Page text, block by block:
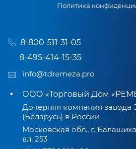
Политика
8-800-511-31-05
8-495-414-15-35
info@tdremeza.pro
ООО «Торговый Дом
Дочерняя компания завода
(Беларусь) в России
Московская обл., г.
вл. 253